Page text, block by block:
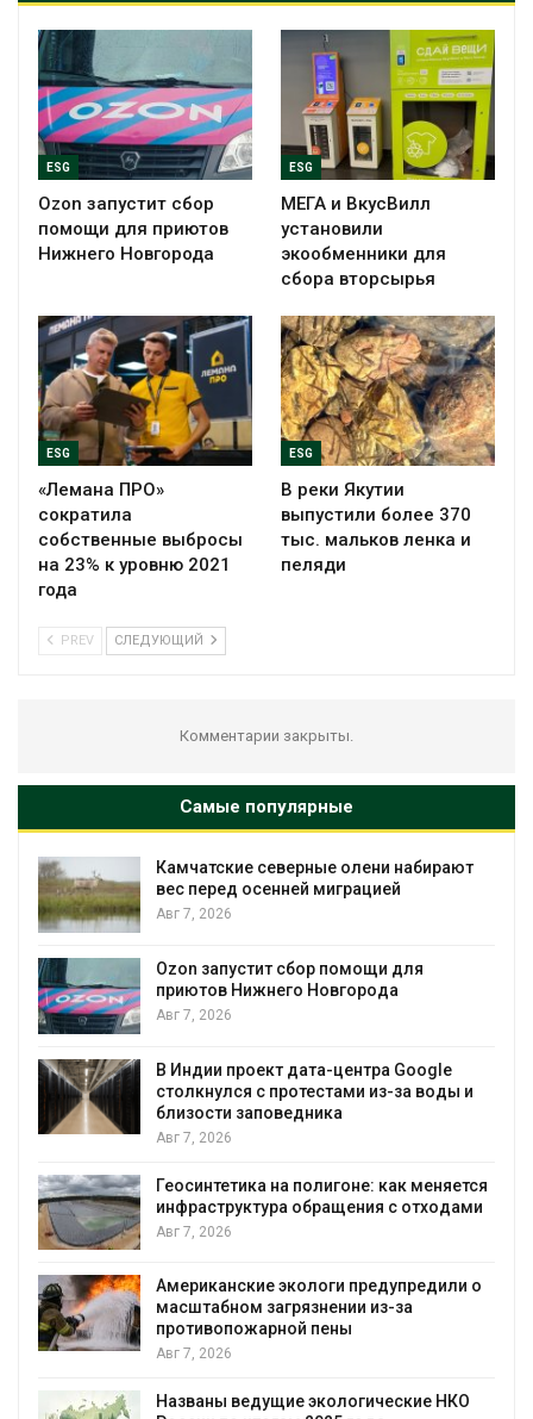
ESG
Ozon запустит сбор
помощи для приютов
Нижнего Новгорода
ESG
МЕГА и ВкусВилл
установили
экообменники для
сбора вторсырья
ESG
«Лемана ПРО»
сократила
собственные выбросы
на 23% к уровню 2021
года
ESG
В реки Якутии
выпустили более 370
тыс. мальков ленка и
пеляди
PREV СЛЕДУЮЩИЙ
Комментарии закрыты.
Самые популярные
северные олени набирают
миграцией
сбор помощи для
Новгорода
дата-центра Google
с протестами из-за воды и
на полигоне: как меняется
обращения с отходами
экологи предупредили о
загрязнении из-за
пены
экологические НКО
Тайфун, засуха
Авг 7, 2026
воду
Авг 7, 2026
Авг 7, 2026
уборку
Авг 7, 2026
воды